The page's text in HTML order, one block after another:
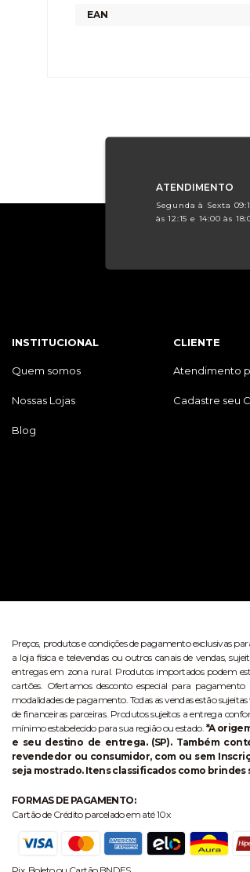
EAN
ATENDIMENTO
Segunda à Sexta
às 12:15 e 14:00 às
INSTITUCIONAL
Quem somos
Nossas Lojas
Blog
CLIENTE
Atendimento
Cadastre seu
Preços, produtos e condições de pagamento exclusivas
a loja física e televendas ou outros canais de vendas,
entregas em zona rural. Produtos importados podem
cartões. Ofertamos desconto especial para
modalidades de pagamento. Todas as vendas estão
de financeiras parceiras. Produtos sujeitos a entrega
mínimo estabelecido para sua região ou estado. *A
e seu destino de entrega. (SP). Também
revendedor ou consumidor, com ou sem
seja mostrado. Itens classificados como
FORMAS DE PAGAMENTO:
Cartão de Crédito parcelado em até 10x